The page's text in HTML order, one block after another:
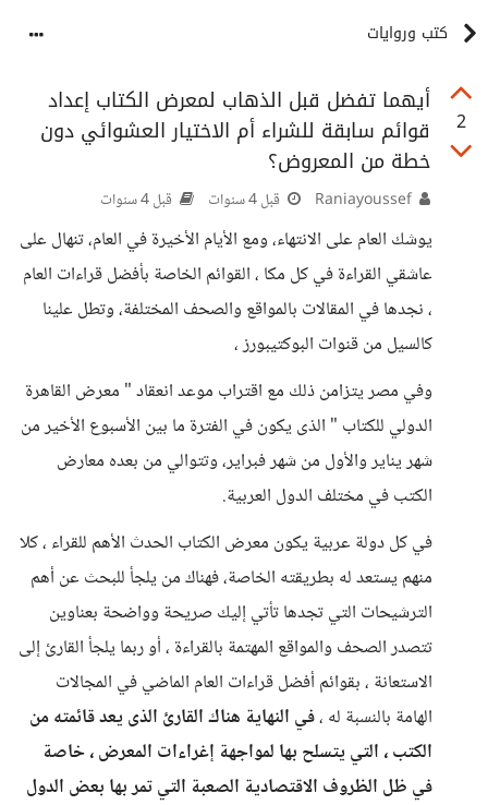
كتب وروايات
2
أيهما تفضل قبل الذهاب لمعرض الكتاب إعداد
قوائم سابقة للشراء أم الاختيار العشوائي دون
خطة من المعروض؟
قبل 4 سنوات قبل 4 سنوات
يوشك العام على الانتهاء، ومع الأيام الأخيرة في العام، تنهال على
عاشقي القراءة في كل مكا ، القوائم الخاصة بأفضل قراءات العام
، نجدها في المقالات بالمواقع والصحف المختلفة، وتطل علينا
كالسيل من قنوات البوكتيبورز ،
وفي مصر يتزامن ذلك مع اقتراب موعد انعقاد " معرض القاهرة
الدولي للكتاب " الذى يكون في الفترة ما بين الأسبوع الأخير من
شهر يناير والأول من شهر فبراير، وتتوالي من بعده معارض
الكتب في مختلف الدول العربية.
في كل دولة عربية يكون معرض الكتاب الحدث الأهم للقراء ، كلا
منهم يستعد له بطريقته الخاصة، فهناك من يلجأ للبحث عن أهم
الترشيحات التي تجدها تأتي إليك صريحة وواضحة بعناوين
تتصدر الصحف والمواقع المهتمة بالقراءة ، أو ربما يلجأ القارئ إلى
الاستعانة ، بقوائم أفضل قراءات العام الماضي في المجالات
الهامة بالنسبة له ،في النهاية هناك القارئ الذى يعد قائمته من
الكتب ، التي يتسلح بها لمواجهة إغراءات المعرض ، خاصة
في ظل الظروف الاقتصادية الصعبة التي تمر بها بعض الدول